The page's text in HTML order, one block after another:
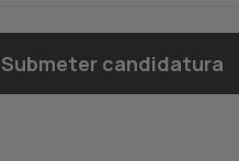
Submeter candidatura